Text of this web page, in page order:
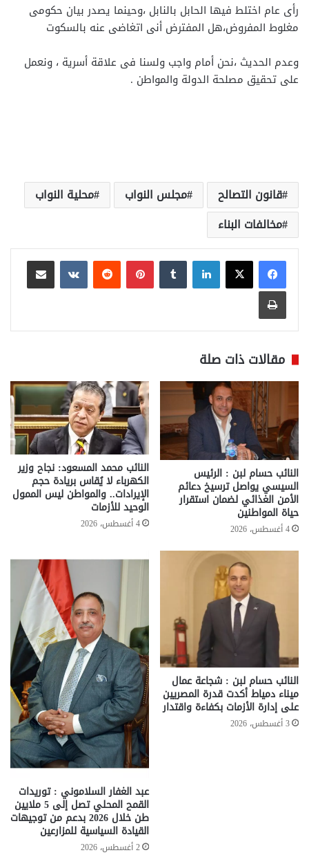
رأى عام اختلط فيها الحابل بالنابل ،وحينما يصدر بيان حكومى
مغلوط المفروض،هل المفترض أنى اتغاضى عنه بالسكوت
وعدم الحديث ،نحن أمام واجب ولسنا فى علاقة أسرية ، ونعمل
على تحقيق مصلحة الدولة والمواطن .
قانون التصالح مجلس النواب
محلية النواب
مخالفات البناء
لينكدإن بينتيريست
مشاركة عبر البريد
طباعة
مقالات ذات صلة
النائب حسام لبن : الرئيس
السيسي يواصل ترسيخ دعائم
الأمن الغذائي لضمان استقرار
حياة المواطنين
4 أغسطس، 2026
النائب محمد المسعود: نجاح وزير
الكهرباء لا يُقاس بريادة حجم
الإيرادات.. والمواطن ليس الممول
الوحيد للأزمات
4 أغسطس، 2026
النائب حسام لبن : شجاعة عمال
ميناء دمياط أكدت قدرة المصريين
على إدارة الأزمات بكفاءة واقتدار
3 أغسطس، 2026
عبد الغفار السلاموني : توريدات
القمح المحلي تصل إلى 5 ملايين
طن خلال 2026 بدعم من توجيهات
القيادة السياسية للمزارعين
2 أغسطس، 2026